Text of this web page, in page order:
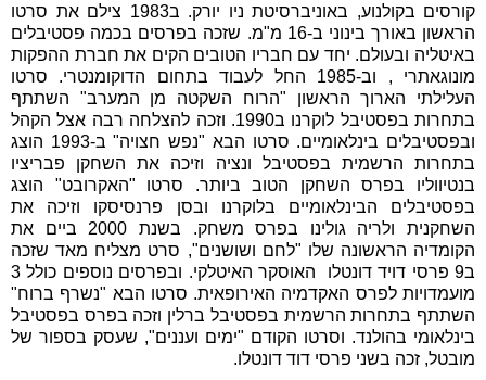
קורסים בקולנוע, באוניברסיטת ניו יורק. ב1983 צילם את סרטו
הראשון באורך בינוני ב-16 מ"מ. שזכה בפרסים בכמה פסטיבלים
באיטליה ובעולם. יחד עם חבריו הטובים הקים את חברת ההפקות
מונוגאתרי , וב-1985 החל לעבוד בתחום הדוקומנטרי. סרטו
העלילתי הארוך הראשון "הרוח השקטה מן המערב" השתתף
בתחרות בפסטיבל לוקרנו ב1990. וזכה להצלחה רבה אצל הקהל
ובפסטיבלים בינלאומיים. סרטו הבא "נפש חצויה" ב-1993 הוצג
בתחרות הרשמית בפסטיבל ונציה וזיכה את השחקן פבריציו
בנטיווליו בפרס השחקן הטוב ביותר. סרטו "האקרובט" הוצג
בפסטיבלים הבינלאומיים בלוקרנו ובסן פרנסיסקו וזיכה את
השחקנית ולריה גולינו בפרס משחק. בשנת 2000 ביים את
הקומדיה הראשונה שלו "לחם ושושנים", סרט מצליח מאד שזכה
ב9 פרסי דויד דונטלו  האוסקר האיטלקי. ובפרסים נוספים כולל 3
מועמדויות לפרס האקדמיה האירופאית. סרטו הבא "נשרף ברוח"
השתתף בתחרות הרשמית בפסטיבל ברלין וזכה בפרס בפסטיבל
בינלאומי בהולנד. וסרטו הקודם "ימים ועננים", שעסק בספור של
מובטל, זכה בשני פרסי דוד דונטלו.